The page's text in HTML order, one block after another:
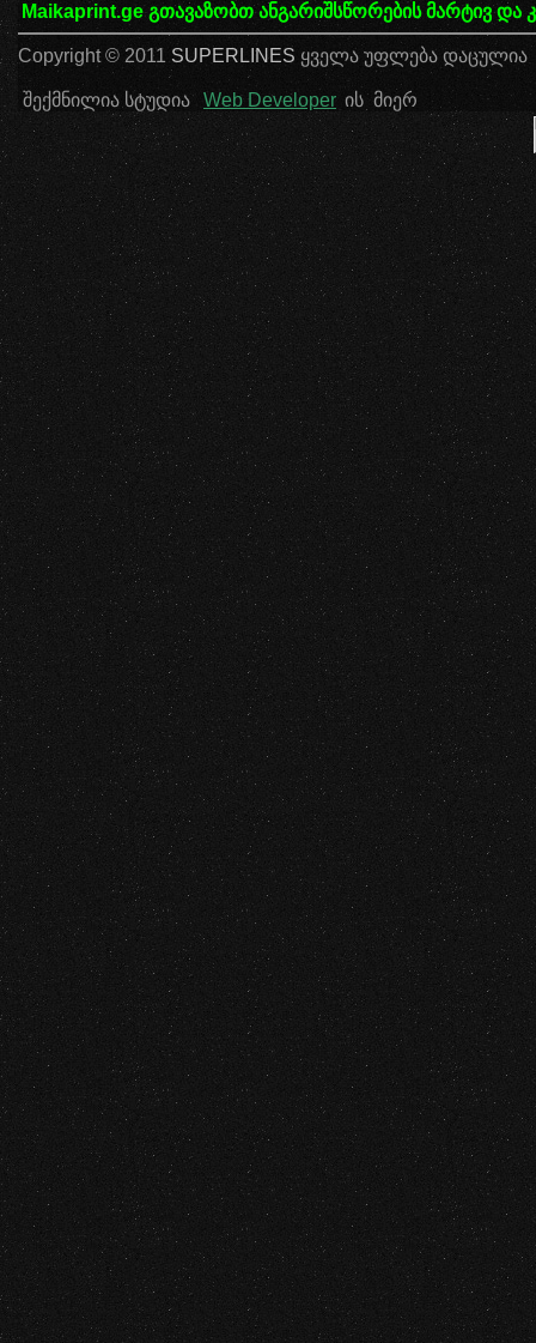
Maikaprint.ge გთავაზობთ ანგარიშსწორების მარტივ და
Copyright © 2011 SUPERLINES ყველა უფლება დაცულია
შექმნილია სტუდია Web Developer ის მიერ